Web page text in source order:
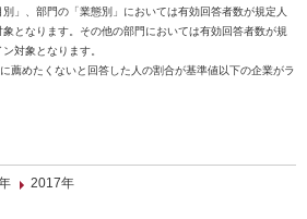
」、部門の「業態別」においては有効回答者数が規定人
となります。その他の部門においては有効回答者数が規
対象となります。
薦めたくないと回答した人の割合が基準値以下の企業がラ
2017年